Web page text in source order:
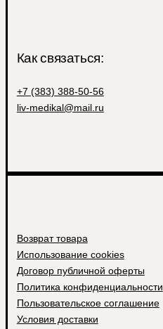
Как связаться:
+7 (383) 388-50-56
liv-medikal@mail.ru
Возврат товара
Использование cookies
Договор публичной оферты
Политика конфиденциальности
Пользовательское соглашение
Условия доставки